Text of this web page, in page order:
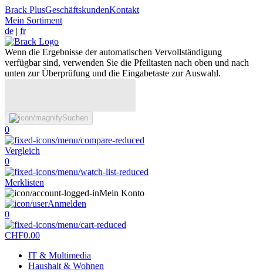
Brack PlusGeschäftskundenKontakt
Mein Sortiment
de | fr
Wenn die Ergebnisse der automatischen Vervollständigung
verfügbar sind, verwenden Sie die Pfeiltasten nach oben und nach
unten zur Überprüfung und die Eingabetaste zur Auswahl.
Suchen
0
Vergleich
0
Merklisten
Mein Konto
Anmelden
0
CHF0.00
IT & Multimedia
Haushalt & Wohnen